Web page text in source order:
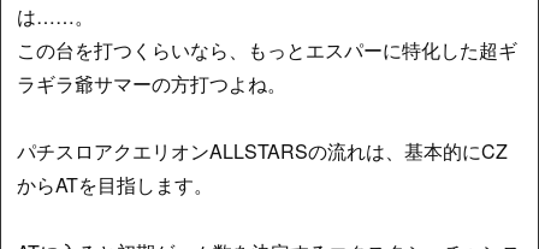
は……。
この台を打つくらいなら、もっとエスパーに特化した超ギ
ラギラ爺サマーの方打つよね。
パチスロアクエリオンALLSTARSの流れは、基本的にCZ
からATを目指します。